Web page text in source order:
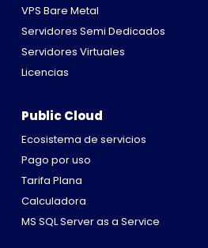
VPS Bare Metal
Servidores Semi Dedicados
Servidores Virtuales
Licencias
Public Cloud
Ecosistema de servicios
Pago por uso
Tarifa Plana
Calculadora
MS SQL Server as a Service